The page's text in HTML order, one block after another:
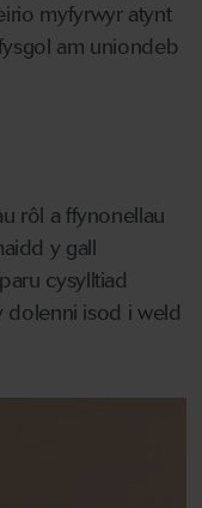
myfyrwyr atynt
am uniondeb
rôl a ffynonellau
y gall
cysylltiad
dolenni isod i weld